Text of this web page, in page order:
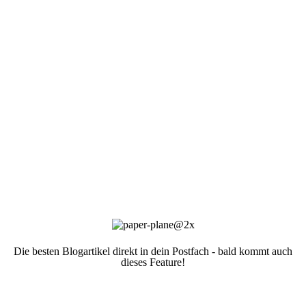
Die besten Blogartikel direkt in dein Postfach - bald kommt auch
dieses Feature!